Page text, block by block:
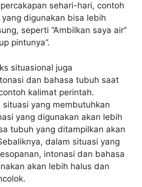
sehari-hari, contoh
digunakan bisa lebih
seperti “Ambilkan saya air”
pintunya”.
situasional juga
dan bahasa tubuh saat
kalimat perintah.
situasi yang membutuhkan
yang digunakan akan lebih
tubuh yang ditampilkan akan
dalam situasi yang
intonasi dan bahasa
akan lebih halus dan